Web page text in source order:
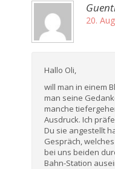
20.
Hallo Oli,
will man in einem
man seine
manche
Ausdruck. Ich
Du sie angestellt
Gespräch,
bei uns beiden
Bahn-Station